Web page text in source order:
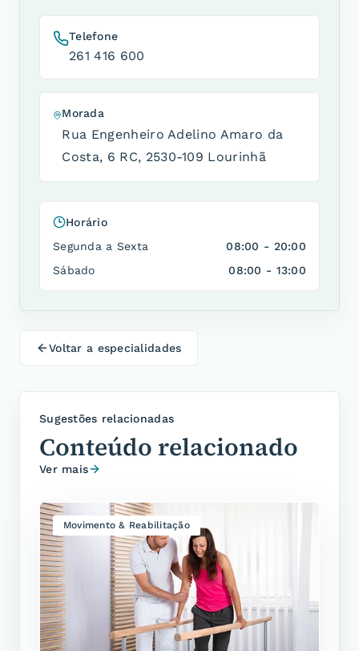
Telefone
261 416 600
Morada
Rua Engenheiro Adelino Amaro da
Costa, 6 RC, 2530-109 Lourinhã
Horário
Segunda a Sexta
08:00 - 20:00
Sábado
08:00 - 13:00
Voltar a especialidades
Sugestões relacionadas
Conteúdo relacionado
Ver mais
Movimento & Reabilitação